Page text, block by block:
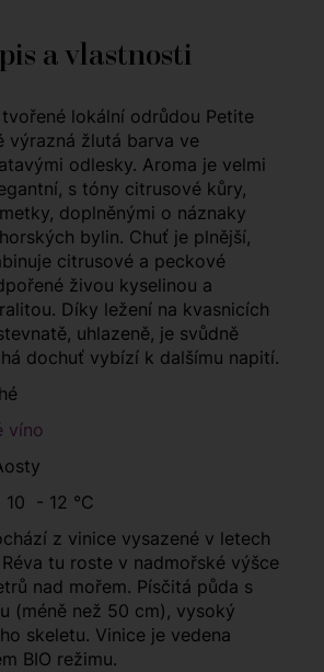
a vlastnosti
tvořené lokální odrůdou Petite
výrazná žlutá barva ve
odlesky. Aroma je velmi
s tóny citrusové kůry,
doplněnými o náznaky
bylin. Chuť je plnější,
citrusové a peckové
živou kyselinou a
Díky ležení na kvasnicích
uhlazeně, je svůdně
dochuť vybízí k dalšímu napití.
víno
10 - 12 °C
z vinice vysazené v letech
tu roste v nadmořské výšce
nad mořem. Písčitá půda s
(méně než 50 cm), vysoký
skeletu. Vinice je vedena
BIO režimu.